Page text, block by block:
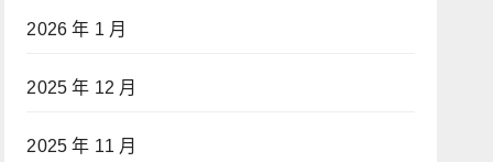
2026 年 1 月
2025 年 12 月
2025 年 11 月